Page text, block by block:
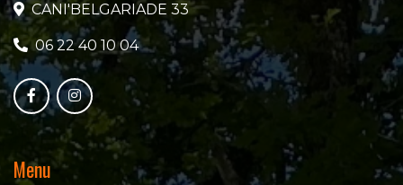
CANI'BELGARIADE 33
06 22 40 10 04
Menu